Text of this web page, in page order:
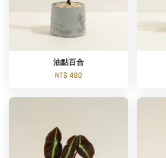
油點百合
NT$ 480